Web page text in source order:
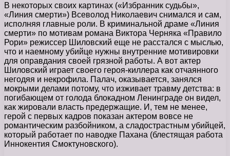
В некоторых своих картинах («Избранник судьбы»,
«Линия смерти») Всеволод Николаевич снимался и сам,
исполняя главные роли. В криминальной драме «Линия
смерти» по мотивам романа Виктора Черняка «Правило
Рори» режиссер Шиловский еще не расстался с мыслью,
что и наемному убийце нужны внутренние мотивировки
для оправдания своей грязной работы. А вот актер
Шиловский играет своего героя-киллера как отчаянного
негодяя и некрофила. Палач, оказывается, занялся
мокрыми делами потому, что изживает травму детства: в
погибающем от голода блокадном Ленинграде он видел,
как жировали власть предержащие. И, тем не менее,
герой с первых кадров показан актером вовсе не
романтическим разбойником, а сладострастным убийцей,
который работает по наводке Пахана (блестящая работа
Иннокентия Смоктуновского).